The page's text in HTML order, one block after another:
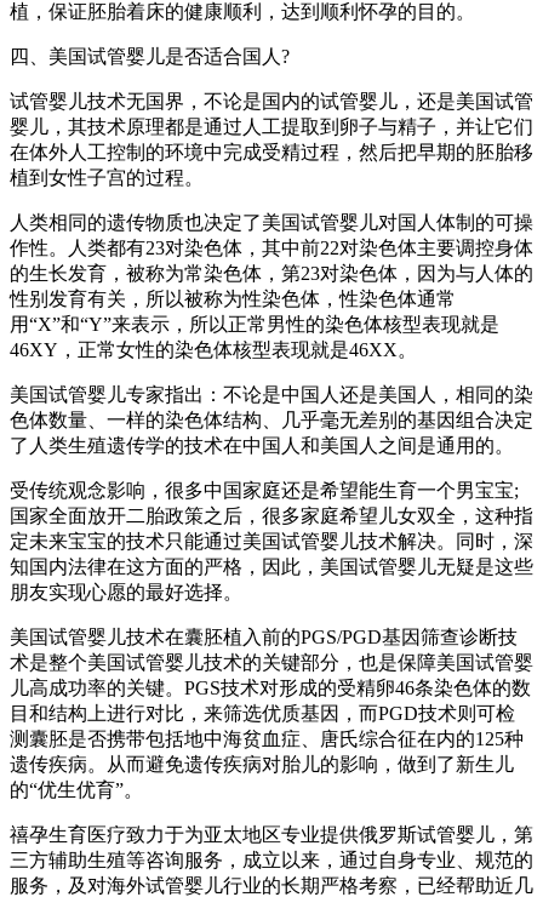
植，保证胚胎着床的健康顺利，达到顺利怀孕的目的。
四、美国试管婴儿是否适合国人?
试管婴儿技术无国界，不论是国内的试管婴儿，还是美国试管
婴儿，其技术原理都是通过人工提取到卵子与精子，并让它们
在体外人工控制的环境中完成受精过程，然后把早期的胚胎移
植到女性子宫的过程。
人类相同的遗传物质也决定了美国试管婴儿对国人体制的可操
作性。人类都有23对染色体，其中前22对染色体主要调控身体
的生长发育，被称为常染色体，第23对染色体，因为与人体的
性别发育有关，所以被称为性染色体，性染色体通常
用“X”和“Y”来表示，所以正常男性的染色体核型表现就是
46XY，正常女性的染色体核型表现就是46XX。
美国试管婴儿专家指出：不论是中国人还是美国人，相同的染
色体数量、一样的染色体结构、几乎毫无差别的基因组合决定
了人类生殖遗传学的技术在中国人和美国人之间是通用的。
受传统观念影响，很多中国家庭还是希望能生育一个男宝宝;
国家全面放开二胎政策之后，很多家庭希望儿女双全，这种指
定未来宝宝的技术只能通过美国试管婴儿技术解决。同时，深
知国内法律在这方面的严格，因此，美国试管婴儿无疑是这些
朋友实现心愿的最好选择。
美国试管婴儿技术在囊胚植入前的PGS/PGD基因筛查诊断技
术是整个美国试管婴儿技术的关键部分，也是保障美国试管婴
儿高成功率的关键。PGS技术对形成的受精卵46条染色体的数
目和结构上进行对比，来筛选优质基因，而PGD技术则可检
测囊胚是否携带包括地中海贫血症、唐氏综合征在内的125种
遗传疾病。从而避免遗传疾病对胎儿的影响，做到了新生儿
的“优生优育”。
禧孕生育医疗致力于为亚太地区专业提供俄罗斯试管婴儿，第
三方辅助生殖等咨询服务，成立以来，通过自身专业、规范的
服务，及对海外试管婴儿行业的长期严格考察，已经帮助近几